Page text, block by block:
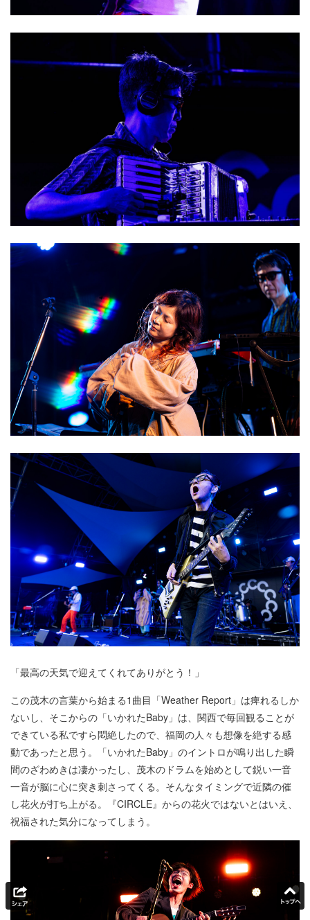
「最高の天気で迎えてくれてありがとう！」
この茂木の言葉から始まる1曲目「Weather Report」は痺れるしか
ないし、そこからの「いかれたBaby」は、関西で毎回観ることが
できている私ですら悶絶したので、福岡の人々も想像を絶する感
動であったと思う。「いかれたBaby」のイントロが鳴り出した瞬
間のざわめきは凄かったし、茂木のドラムを始めとして鋭い一音
一音が脳に心に突き刺さってくる。そんなタイミングで近隣の催
し花火が打ち上がる。『CIRCLE』からの花火ではないとはいえ、
祝福された気分になってしまう。